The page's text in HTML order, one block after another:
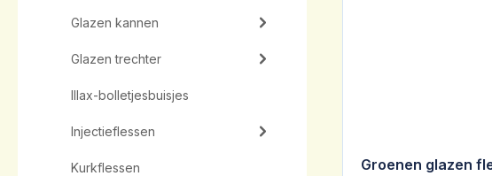
Glazen kannen
Glazen trechter
Illax-bolletjesbuisjes
Injectieflessen
Kurkflessen
Groenen glazen